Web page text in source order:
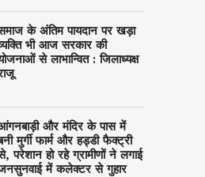
के अंतिम पायदान पर‌ खड़ा
भी आज सरकार की
से लाभान्वित : जिलाध्यक्ष
और मंदिर के पास में
मुर्गी फार्म और हड्डी फैक्ट्री
परेशान हो रहे ग्रामीणों ने लगाई
में कलेक्टर से गुहार